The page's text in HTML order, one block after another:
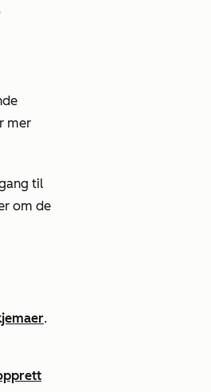
mer
til
om de
.